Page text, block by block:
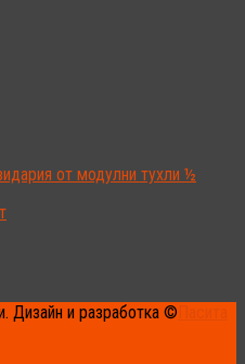
от модулни тухли ½
Дизайн и разработка ©